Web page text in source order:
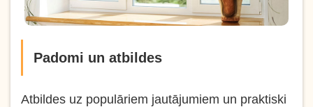
Padomi un atbildes
Atbildes uz populāriem jautājumiem un praktiski